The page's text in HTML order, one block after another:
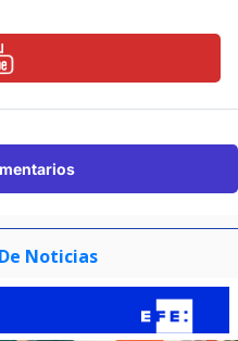
Noticias